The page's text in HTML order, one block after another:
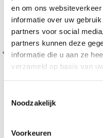
en om ons
informatie over uw
partners voor social
partners kunnen deze
informatie die u aan ze
verzameld op basis van
Noodzakelijk
Voorkeuren
ALLER À LA MAIN À